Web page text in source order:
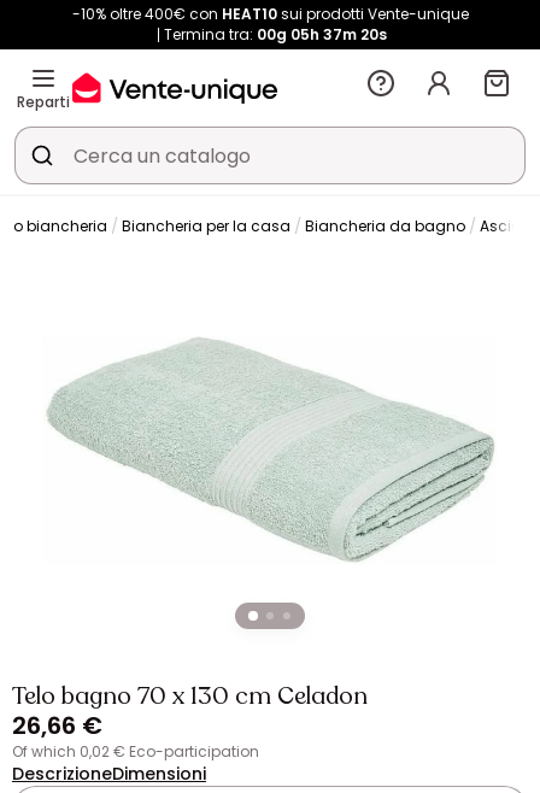
-10% oltre 400€ con HEAT10sui prodotti Vente-unique
Termina tra: 00g 05h 37m 19s
Reparti
biancheria Biancheria per la casa Biancheria da bagno
Telo bagno 70 x 130 cm Celadon
26,66 €
of which 0,02 € Eco-participation
DescrizioneDimensioni